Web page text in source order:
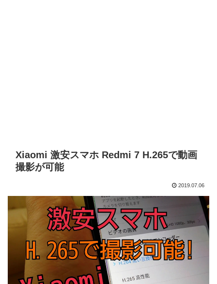
Xiaomi 激安スマホ Redmi 7 H.265で動画
撮影が可能
2019.07.06